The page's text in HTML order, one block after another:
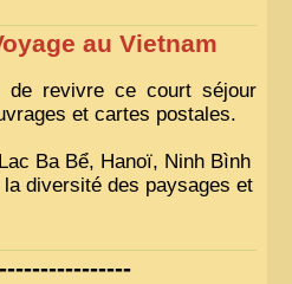
au Vietnam
de revivre ce court séjour
et cartes postales.
Ba Bể, Hanoï, Ninh Bình
diversité des paysages et